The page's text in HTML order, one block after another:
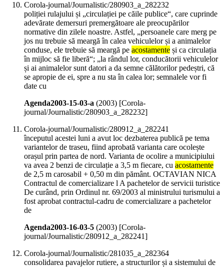
Corola-journal/Journalistic/280903_a_282232
poliției rulajului și „circulației pe căile publice“, care cuprinde
adevărate demersuri premergătoare ale preocupărilor
normative din zilele noastre. Astfel, „persoanele care merg pe
jos nu trebuie să meargă în calea vehiculelor și a animalelor
conduse, ele trebuie să meargă pe acostamente și ca circulația
în mijloc să fie liberă“; „la rândul lor, conducătorii vehiculelor
și ai animalelor sunt datori a da semne călătorilor pedeștri, că
se apropie de ei, spre a nu sta în calea lor; semnalele vor fi
date cu
Agenda2003-15-03-a (2003) [Corola-
journal/Journalistic/280903_a_282232]
Corola-journal/Journalistic/280912_a_282241
începutul acestei luni a avut loc dezbaterea publică pe tema
variantelor de traseu, fiind aprobată varianta care ocolește
orașul prin partea de nord. Varianta de ocolire a municipiului
va avea 2 benzi de circulație a 3,5 m fiecare, cu acostamente
de 2,5 m carosabil + 0,50 m din pământ. OCTAVIAN NICA
Contractul de comercializare l A pachetelor de servicii turistice
De curând, prin Ordinul nr. 69/2003 al ministrului turismului a
fost aprobat contractul-cadru de comercializare a pachetelor
de
Agenda2003-16-03-5 (2003) [Corola-
journal/Journalistic/280912_a_282241]
Corola-journal/Journalistic/281035_a_282364
consolidarea pavajelor rutiere, a structurilor și a sistemului de